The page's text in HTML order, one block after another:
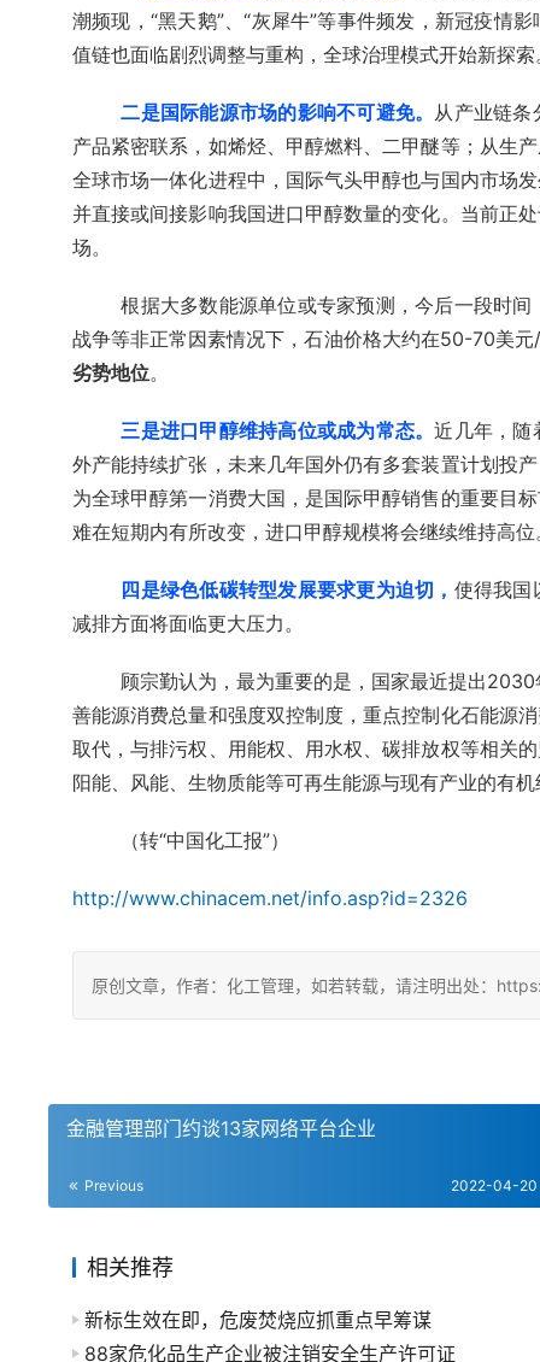
潮频现，“黑天鹅”、“灰犀牛”等事件频发，新冠疫情
值链也面临剧烈调整与重构，全球治理模式开始新探索
二是国际能源市场的影响不可避免。 从产业链条
产品紧密联系，如烯烃、甲醇燃料、二甲醚等；从生
全球市场一体化进程中，国际气头甲醇也与国内市场
并直接或间接影响我国进口甲醇数量的变化。当前正
场。
根据大多数能源单位或专家预测，今后一段时
战争等非正常因素情况下，石油价格大约在50-70美
劣势地位。
三是进口甲醇维持高位或成为常态。近几年，随
外产能持续扩张，未来几年国外仍有多套装置计划投
为全球甲醇第一消费大国，是国际甲醇销售的重要目
难在短期内有所改变，进口甲醇规模将会继续维持高位
四是绿色低碳转型发展要求更为迫切， 使得我国
减排方面将面临更大压力。
顾宗勤认为，最为重要的是，国家最近提出
善能源消费总量和强度双控制度，重点控制化石能源
取代，与排污权、用能权、用水权、碳排放权等相关
阳能、风能、生物质能等可再生能源与现有产业的有
（转“中国化工报”）
http://www.chinacem.net/info.asp?id=2326
原创文章，作者：化工管理，如若转载，请注明出处：
金融管理部门约谈13家网络平台企业
Previous 2022-04-20
相关推荐
新标生效在即，危废焚烧应抓重点早筹谋
88家危化品生产企业被注销安全生产许可证